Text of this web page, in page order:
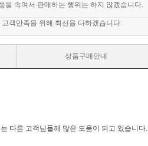
을 속여서 판매하는 행위는 하지 않겠습니다.
객만족을 위해 최선을 다하겠습니다.
상품구매안내
다른 고객님들께 많은 도움이 되고 있습니다.